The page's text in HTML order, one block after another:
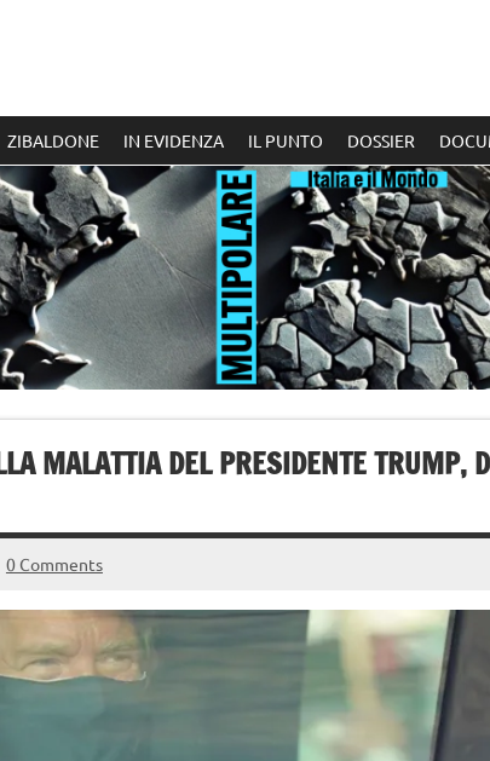
ZIBALDONE IN EVIDENZA IL PUNTO DOSSIER
MALATTIA DEL PRESIDENTE TRUMP,
0 Comments